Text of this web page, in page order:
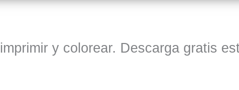
y colorear. Descarga gratis